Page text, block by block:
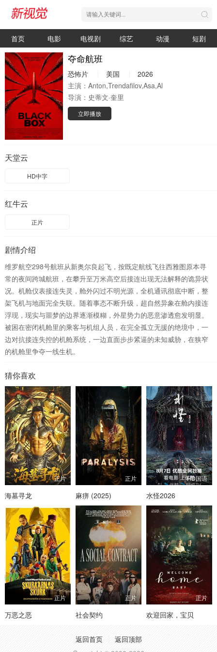
首页 电影 电视剧 综艺 动漫 短剧
夺命航班
恐怖片 美国
2026
主演： Anton,Trendafilov,Asa,Al
导演： 史蒂文·奎里
立即播放
天堂云
HD中字
红牛云
正片
剧情介绍
维罗航空298号航班从新奥尔良起飞，按既定航线飞往西雅图原本寻
常的夜间跨城航班，在攀升至万米高空后接连出现无法解释的诡异状
况。机舱仪表接连失灵，舱外闪过不明光源，全机通讯彻底中断，整
架飞机与地面完全失联。随着事态不断升级，超自然异象在舱内接连
浮现，现实与噩梦的边界逐渐模糊，外星势力的恶意渗透愈发明显。
被困在密闭机舱里的乘客与机组人员，在完全孤立无援的绝境中，一
边对抗接连失控的机舱系统，一边直面步步紧逼的未知威胁，在狭窄
的机舱里争夺一线生机。
猜你喜欢
正片
海墓寻龙
正片
麻痹 (2025)
HD国语
水怪2026
正片
万恶之恶
正片
社会契约
正片
欢迎回家，宝贝
返回首页
返回顶部